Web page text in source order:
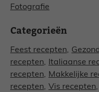
Fotografie
Categorieën
Feest recepten,
recepten, Italiaanse
recepten, Makkelijke
recepten, Vis recepten,